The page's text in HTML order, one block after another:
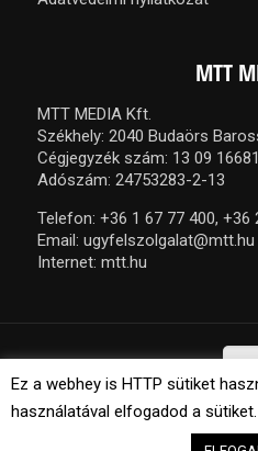
MTT
MTT MEDIA Kft.
Székhely: 2040 Budaörs
Cégjegyzék szám: 13 09
Adószám: 24753283-2-13
Telefon: +36 1 67 77 400, +36
Email: ugyfelszolgalat@mtt.hu
Internet: mtt.hu
© 2021 MTT Media Kft.
Ez a webhey is HTTP sütiket
használatával elfogadod a sütiket.